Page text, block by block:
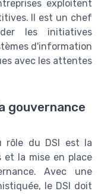
exploitent
Il est un chef
les initiatives
d'information
avec les attentes
gouvernance
rôle du DSI est la
et la mise en place
Avec une
le DSI doit